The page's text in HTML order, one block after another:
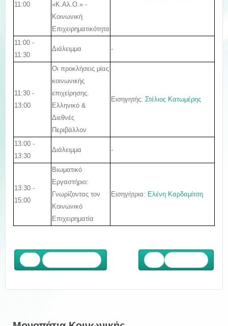
11:00
«Κ.Αλ.Ο.» -
Κοινωνική
Επιχειρηματικότητα
11:00 -
11:30
Διάλειμμα -
11:30 -
13:00
Οι προκλήσεις μίας
κοινωνικής
επιχείρησης.
Ελληνικό &
Διεθνές
Περιβάλλον
Εισηγητής: Στέλιος Κατωμέρης
13:00 -
13:30
Διάλειμμα -
13:30 -
15:00
Βιωματικό
Εργαστήριο:
Γνωρίζοντας τον
Κοινωνικό
Επιχειρηματία
Εισηγήτρια: Ελένη Καρδαμίτση